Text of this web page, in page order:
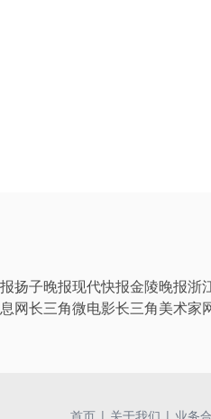
扬子晚报现代快报金陵晚报浙
网长三角微电影长三角美术家